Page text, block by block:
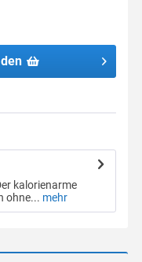
kalorienarme
ohne... mehr